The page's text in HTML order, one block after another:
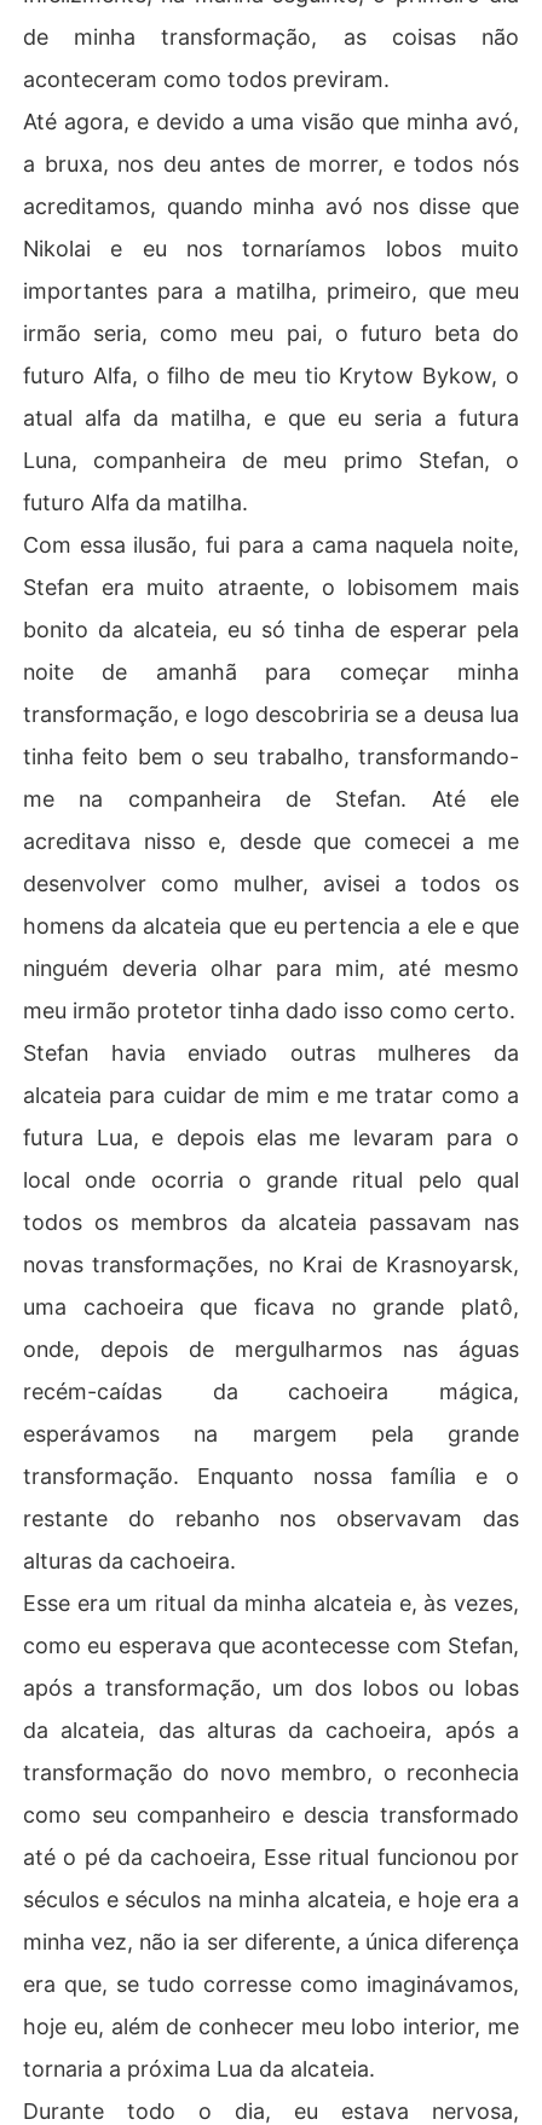
de minha transformação, as coisas não
aconteceram como todos previram.
Até agora, e devido a uma visão que minha avó,
a bruxa, nos deu antes de morrer, e todos nós
acreditamos, quando minha avó nos disse que
Nikolai e eu nos tornaríamos lobos muito
importantes para a matilha, primeiro, que meu
irmão seria, como meu pai, o futuro beta do
futuro Alfa, o filho de meu tio Krytow Bykow, o
atual alfa da matilha, e que eu seria a futura
Luna, companheira de meu primo Stefan, o
futuro Alfa da matilha.
Com essa ilusão, fui para a cama naquela noite,
Stefan era muito atraente, o lobisomem mais
bonito da alcateia, eu só tinha de esperar pela
noite de amanhã para começar minha
transformação, e logo descobriria se a deusa lua
tinha feito bem o seu trabalho, transformando-
me na companheira de Stefan. Até ele
acreditava nisso e, desde que comecei a me
desenvolver como mulher, avisei a todos os
homens da alcateia que eu pertencia a ele e que
ninguém deveria olhar para mim, até mesmo
meu irmão protetor tinha dado isso como certo.
Stefan havia enviado outras mulheres da
alcateia para cuidar de mim e me tratar como a
futura Lua, e depois elas me levaram para o
local onde ocorria o grande ritual pelo qual
todos os membros da alcateia passavam nas
novas transformações, no Krai de Krasnoyarsk,
uma cachoeira que ficava no grande platô,
onde, depois de mergulharmos nas águas
recém-caídas da cachoeira mágica,
esperávamos na margem pela grande
transformação. Enquanto nossa família e o
restante do rebanho nos observavam das
alturas da cachoeira.
Esse era um ritual da minha alcateia e, às vezes,
como eu esperava que acontecesse com Stefan,
após a transformação, um dos lobos ou lobas
da alcateia, das alturas da cachoeira, após a
transformação do novo membro, o reconhecia
como seu companheiro e descia transformado
até o pé da cachoeira, Esse ritual funcionou por
séculos e séculos na minha alcateia, e hoje era a
minha vez, não ia ser diferente, a única diferença
era que, se tudo corresse como imaginávamos,
hoje eu, além de conhecer meu lobo interior, me
tornaria a próxima Lua da alcateia.
Durante todo o dia, eu estava nervosa,